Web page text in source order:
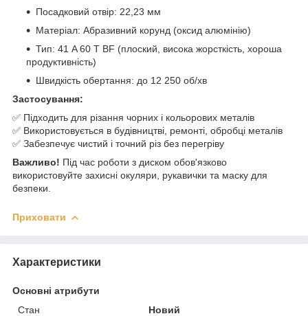
Посадковий отвір: 22,23 мм
Матеріал: Абразивний корунд (оксид алюмінію)
Тип: 41 A 60 T BF (плоский, висока жорсткість, хороша
продуктивність)
Швидкість обертання: до 12 250 об/хв
Застосування:
✅ Підходить для різання чорних і кольорових металів
✅ Використовується в будівництві, ремонті, обробці металів
✅ Забезпечує чистий і точний різ без перегріву
Важливо! Під час роботи з диском обов'язково
використовуйте захисні окуляри, рукавички та маску для
безпеки.
Приховати
Характеристики
Основні атрибути
Стан
Новий